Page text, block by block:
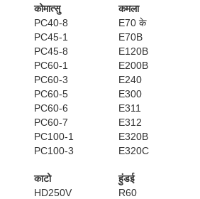
कोमात्सु
कमला
PC40-8
E70 के
PC45-1
E70B
PC45-8
E120B
PC60-1
E200B
PC60-3
E240
PC60-5
E300
PC60-6
E311
PC60-7
E312
PC100-1
E320B
PC100-3
E320C
काटो हुंडई
HD250V
R60